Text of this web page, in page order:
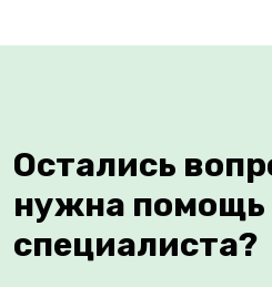
Остались
нужна помощь
специалиста?